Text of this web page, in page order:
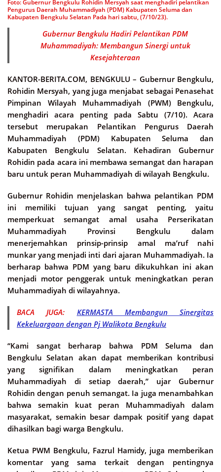
Foto: Gubernur Bengkulu Rohidin Mersyah saat menghadiri pelantikan
Pengurus Daerah Muhammadiyah (PDM) Kabupaten Seluma dan
Kabupaten Bengkulu Selatan Pada hari sabtu, (7/10/23).
Gubernur Bengkulu Hadiri Pelantikan PDM
Muhammadiyah: Membangun Sinergi untuk
Kesejahteraan
KANTOR-BERITA.COM, BENGKULU – Gubernur Bengkulu,
Rohidin Mersyah, yang juga menjabat sebagai Penasehat
Pimpinan Wilayah Muhammadiyah (PWM) Bengkulu,
menghadiri acara penting pada Sabtu (7/10). Acara
tersebut merupakan Pelantikan Pengurus Daerah
Muhammadiyah (PDM) Kabupaten Seluma dan
Kabupaten Bengkulu Selatan. Kehadiran Gubernur
Rohidin pada acara ini membawa semangat dan harapan
baru untuk peran Muhammadiyah di wilayah Bengkulu.
Gubernur Rohidin menjelaskan bahwa pelantikan PDM
ini memiliki tujuan yang sangat penting, yaitu
memperkuat semangat amal usaha Perserikatan
Muhammadiyah Provinsi Bengkulu dalam
menerjemahkan prinsip-prinsip amal ma’ruf nahi
munkar yang menjadi inti dari ajaran Muhammadiyah. Ia
berharap bahwa PDM yang baru dikukuhkan ini akan
menjadi motor penggerak untuk meningkatkan peran
Muhammadiyah di wilayahnya.
BACA JUGA: KERMASTA Membangun Sinergitas
Kekeluargaan dengan Pj Walikota Bengkulu
“Kami sangat berharap bahwa PDM Seluma dan
Bengkulu Selatan akan dapat memberikan kontribusi
yang signifikan dalam meningkatkan peran
Muhammadiyah di setiap daerah,” ujar Gubernur
Rohidin dengan penuh semangat. Ia juga menambahkan
bahwa semakin kuat peran Muhammadiyah dalam
masyarakat, semakin besar dampak positif yang dapat
dihasilkan bagi warga Bengkulu.
Ketua PWM Bengkulu, Fazrul Hamidy, juga memberikan
komentar yang sama terkait dengan pentingnya